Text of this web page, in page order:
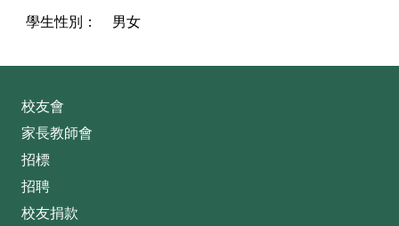
學生性別： 男女
校友會
家長教師會
招標
招聘
校友捐款